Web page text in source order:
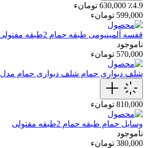
٪4.9 630,000 تومانء
599,000 تومانء
قفسه آلمینیومی طبقه حمام 2طبقه مفتولی
ناموجود
570,000 تومانء
شلف دیواری حمام شلف دیواری حمام مدل S105B
810,000 تومانء
وسایل حمام طبقه حمام 2طبقه مفتولی
ناموجود
380,000 تومانء